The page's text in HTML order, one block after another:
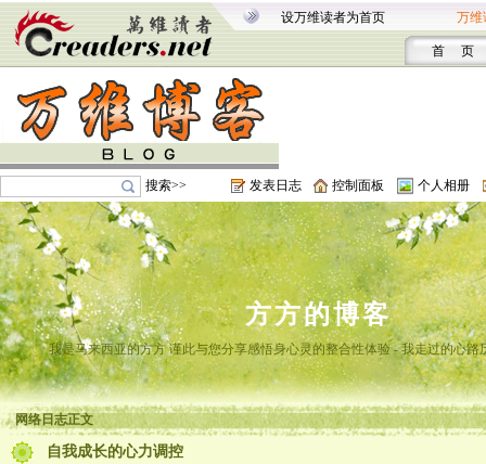
设万维读者为首页 万维
首 页
搜索>> 发表日志 控制面板 个人相册
方方的博客
我是马来西亚的方方 谨此与您分享感悟身心灵的整合性体验 - 我走过的心路
网络日志正文
自我成长的心力调控